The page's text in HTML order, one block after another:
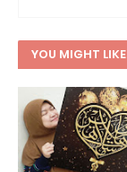
YOU MIGHT LIKE